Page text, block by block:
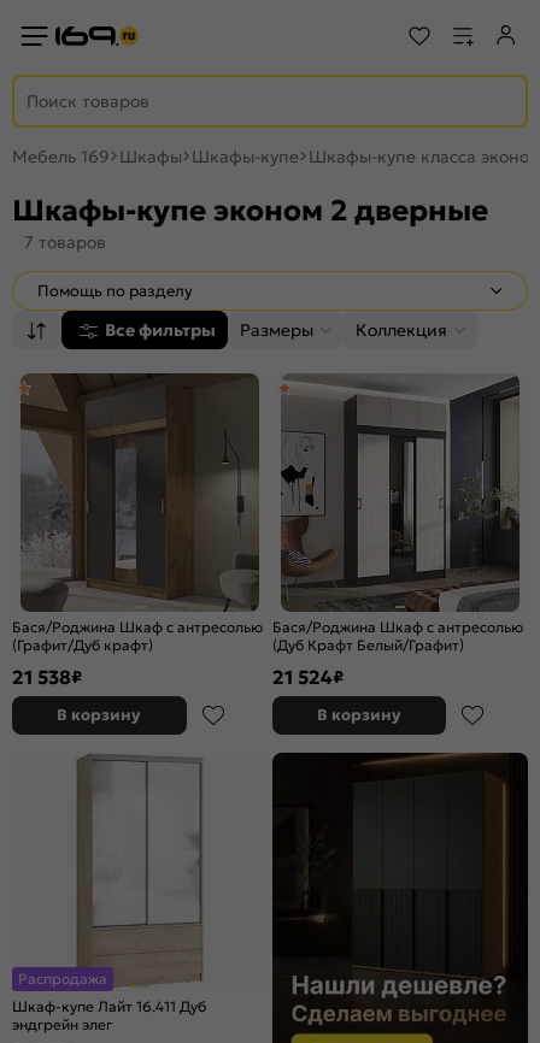
Мебель 169 Шкафы Шкафы-купе Шкафы-купе класса эконом
Шкафы-купе эконом 2 дверные
7 товаров
Помощь по разделу
Все фильтры Размеры Коллекция
Бася/Роджина Шкаф с антресолью
(Графит/Дуб крафт)
21 538₽
В корзину
Бася/Роджина Шкаф с антресолью
(Дуб Крафт Белый/Графит)
21 524₽
В корзину
Распродажа
Шкаф-купе Лайт 16.411 Дуб
эндгрейн элег